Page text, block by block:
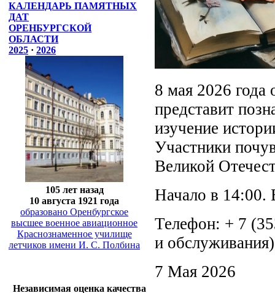
КАЛЕНДАРЬ ПАМЯТНЫХ
ДАТ
ОРЕНБУРГСКОЙ
ОБЛАСТИ
2025 · 2026
105 лет назад
10 августа 1921 года
образовано Оренбургское
высшее военное авиационное
Краснознаменное училище
летчиков имени И. С. Полбина
Независимая оценка качества
8 мая 2026 года
представит
изучение
Участники
Великой
Начало в 14:00.
Телефон: + 7
и
7 Мая 2026